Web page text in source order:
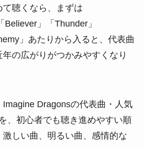
聴くなら、まずは
Believer」「Thunder」
」あたりから入ると、代表曲
の広がりがつかみやすくなり
Imagine Dragonsの代表曲・人気
、初心者でも聴き進めやすい順
しい曲、明るい曲、感情的な